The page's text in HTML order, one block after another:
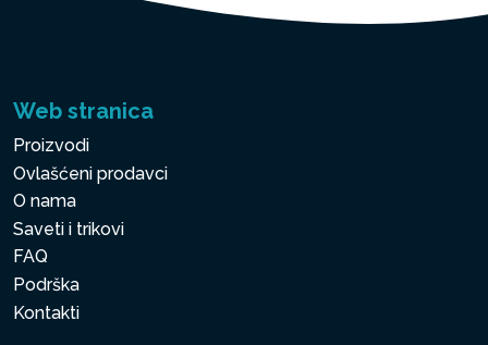
Web stranica
Proizvodi
Ovlašćeni prodavci
O nama
Saveti i trikovi
FAQ
Podrška
Kontakti